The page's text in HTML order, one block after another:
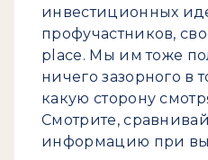
инвестиционных
профучастников,
place. Мы им тоже
ничего зазорного в
какую сторону
Смотрите,
информацию при